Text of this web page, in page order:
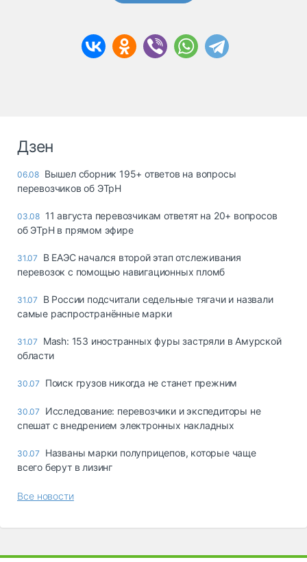
Дзен
06.08 Вышел сборник 195+ ответов на вопросы
перевозчиков об ЭТрН
03.08 11 августа перевозчикам ответят на 20+ вопросов
об ЭТрН в прямом эфире
31.07
В ЕАЭС начался второй этап отслеживания
перевозок с помощью навигационных пломб
31.07
В России подсчитали седельные тягачи и назвали
самые распространённые марки
31.07
Mash: 153 иностранных фуры застряли в Амурской
области
30.07 Поиск грузов никогда не станет прежним
30.07
Исследование: перевозчики и экспедиторы не
спешат с внедрением электронных накладных
30.07
Названы марки полуприцепов, которые чаще
всего берут в лизинг
Все новости